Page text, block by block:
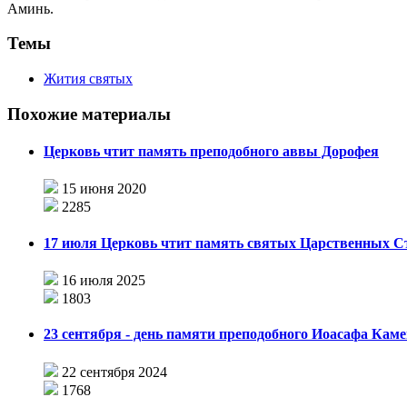
Аминь.
Темы
Жития святых
Похожие материалы
Церковь чтит память преподобного аввы Дорофея
15 июня 2020
2285
17 июля Церковь чтит память святых Царственных
16 июля 2025
1803
23 сентября - день памяти преподобного Иоасафа
22 сентября 2024
1768